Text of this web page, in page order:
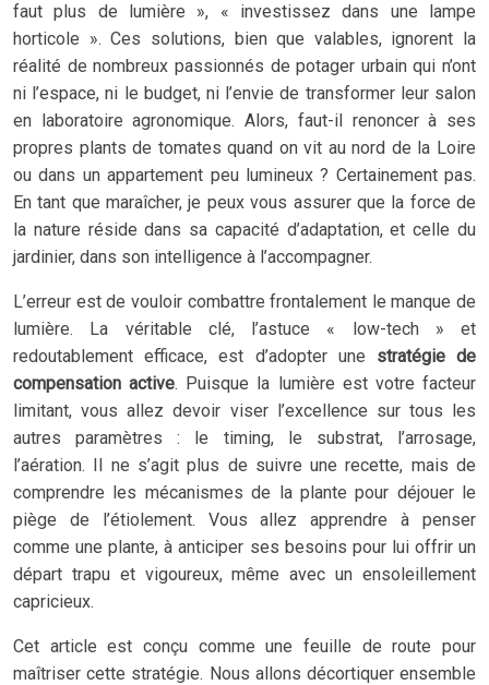
faut plus de lumière », « investissez dans une lampe
horticole ». Ces solutions, bien que valables, ignorent la
réalité de nombreux passionnés de potager urbain qui n’ont
ni l’espace, ni le budget, ni l’envie de transformer leur salon
en laboratoire agronomique. Alors, faut-il renoncer à ses
propres plants de tomates quand on vit au nord de la Loire
ou dans un appartement peu lumineux ? Certainement pas.
En tant que maraîcher, je peux vous assurer que la force de
la nature réside dans sa capacité d’adaptation, et celle du
jardinier, dans son intelligence à l’accompagner.
L’erreur est de vouloir combattre frontalement le manque de
lumière. La véritable clé, l’astuce « low-tech » et
redoutablement efficace, est d’adopter une stratégie de
compensation active. Puisque la lumière est votre facteur
limitant, vous allez devoir viser l’excellence sur tous les
autres paramètres : le timing, le substrat, l’arrosage,
l’aération. Il ne s’agit plus de suivre une recette, mais de
comprendre les mécanismes de la plante pour déjouer le
piège de l’étiolement. Vous allez apprendre à penser
comme une plante, à anticiper ses besoins pour lui offrir un
départ trapu et vigoureux, même avec un ensoleillement
capricieux.
Cet article est conçu comme une feuille de route pour
maîtriser cette stratégie. Nous allons décortiquer ensemble